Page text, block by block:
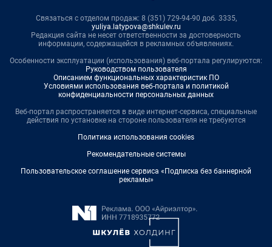
Связаться с отделом продаж: 8 (351) 729-94-90 доб. 3335,
yuliya.latypova@shkulev.ru
Редакция сайта не несет ответственности за достоверность
информации, содержащейся в рекламных объявлениях.
Особенности эксплуатации (использования) веб-портала регулируются:
Руководством пользователя
Описанием функциональных характеристик ПО
Условиями использования веб-портала и политикой
конфиденциальности персональных данных
Веб-портал распространяется в виде интернет-сервиса, специальные
действия по установке на стороне пользователя не требуются
Политика использования cookies
Рекомендательные системы
Пользовательское соглашение сервиса «Подписка без баннерной
рекламы»